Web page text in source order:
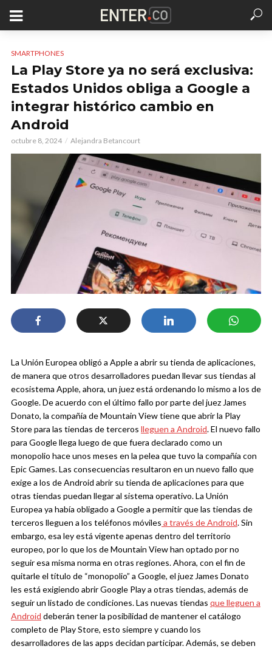
SMARTPHONES
La Play Store ya no será exclusiva:
Estados Unidos obliga a Google a
integrar histórico cambio en
Android
octubre 8, 2024 Alejandra Betancourt
La Unión Europea obligó a Apple a abrir su tienda de aplicaciones,
de manera que otros desarrolladores puedan llevar sus tiendas al
ecosistema Apple, ahora, un juez está ordenando lo mismo a los de
Google. De acuerdo con el último fallo por parte del juez James
Donato, la compañía de Mountain View tiene que abrir la Play
Store para las tiendas de terceros lleguen a Android.El nuevo fallo
para Google llega luego de que fuera declarado como un
monopolio hace unos meses en la pelea que tuvo la compañía con
Epic Games. Las consecuencias resultaron en un nuevo fallo que
exige a los de Android abrir su tienda de aplicaciones para que
otras tiendas puedan llegar al sistema operativo.La Unión
Europea ya había obligado a Google a permitir que las tiendas de
terceros lleguen a los teléfonos móviles a través de Android. Sin
embargo, esa ley está vigente apenas dentro del territorio
europeo, por lo que los de Mountain View han optado por no
seguir esa misma norma en otras regiones.Ahora, con el fin de
quitarle el título de “monopolio” a Google, el juez James Donato
les está exigiendo abrir Google Play a otras tiendas, además de
seguir un listado de condiciones. Las nuevas tiendas que lleguen a
Android deberán tener la posibilidad de mantener el catálogo
completo de Play Store, esto siempre y cuando los
desarrolladores de las apps decidan participar. Además, se deben